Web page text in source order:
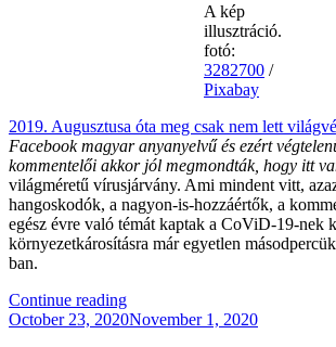
A kép
illusztráció.
fotó:
3282700 /
Pixabay
2019. Augusztusa óta meg csak nem lett
Facebook magyar anyanyelvű és ezért
kommentelői akkor jól megmondták, hogy itt
világméretű vírusjárvány. Ami mindent vitt,
hangoskodók, a nagyon-is-hozzáértők, a
egész évre való témát kaptak a CoViD-19-nek
környezetkárosításra már egyetlen
ban.
Continue reading“Kőolaj
vs.
Posted
October 23, 2020November 1, 2020